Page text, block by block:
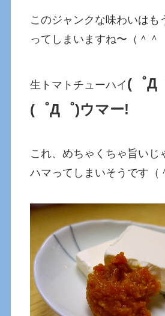
このジャンクな味わいはも
ってしまいますね〜（＾＾
生トマトチューハイ (゜Д
(゜Д゜)ウマー!
これ、めちゃくちゃ旨いじ
ハマってしまいそうです（